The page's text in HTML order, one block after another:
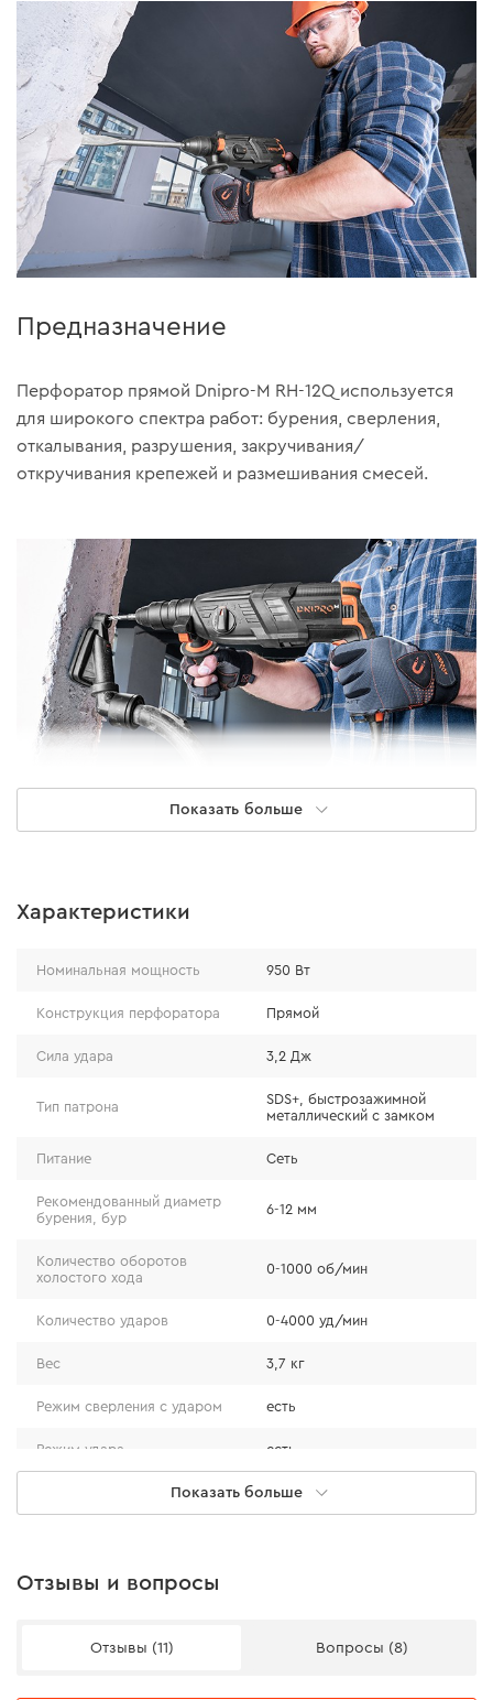
Предназначение
Перфоратор прямой Dnipro-M RH-12Q используется
для широкого спектра работ: бурения, сверления,
откалывания, разрушения, закручивания/
откручивания крепежей и размешивания смесей.
Благодаря сочетанию высокой силы удара 3,2 Дж и
эффективно работать со спиральными бурами до 28
мм в диаметре. Благодаря высокой скорости
с алмазными коронками до 72 мм, а мощность в 950 Вт
позволяет не чувствовать просадок в
Пылезащита патрона
Пыльник патрона SDS-Plus плотно обхватывает
Показать больше
Характеристики
Номинальная мощность 950 Вт
Конструкция перфоратора Прямой
Сила удара 3,2 Дж
Тип патрона
SDS+, быстрозажимной
металлический с замком
Питание Сеть
Рекомендованный диаметр
бурения, бур
6-12 мм
Количество оборотов
холостого хода
0-1000 об/мин
Количество ударов 0-4000 уд/мин
Вес 3,7 кг
Режим сверления с ударом есть
Режим удара есть
есть
Диаметр сверления
Диаметр сверления: сталь
Показать больше
Отзывы и вопросы
Отзывы (11) Вопросы (8)